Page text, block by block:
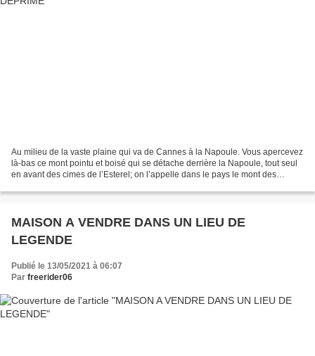
Au milieu de la vaste plaine qui va de Cannes à la Napoule. Vous apercevez
là-bas ce mont pointu et boisé qui se détache derrière la Napoule, tout seul
en avant des cimes de l’Esterel; on l’appelle dans le pays le mont des
MAISON A VENDRE DANS UN LIEU DE
LEGENDE
Publié le 13/05/2021 à 06:07
Par freerider06